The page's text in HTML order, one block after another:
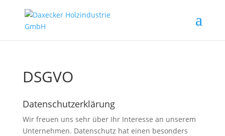
DSGVO
Datenschutzerklärung
Wir freuen uns sehr über Ihr Interesse an unserem
Unternehmen. Datenschutz hat einen besonders